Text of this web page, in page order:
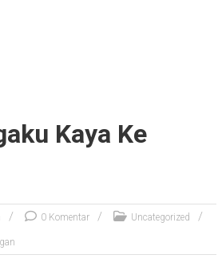
Kaya Ke
0 Komentar Uncategorized